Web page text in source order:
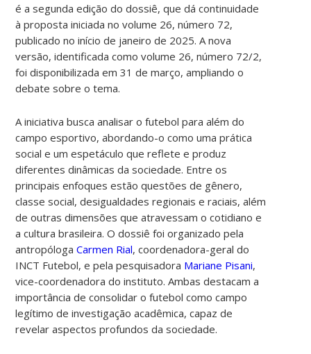
é a segunda edição do dossiê, que dá continuidade
à proposta iniciada no volume 26, número 72,
publicado no início de janeiro de 2025. A nova
versão, identificada como volume 26, número 72/2,
foi disponibilizada em 31 de março, ampliando o
debate sobre o tema.
A iniciativa busca analisar o futebol para além do
campo esportivo, abordando-o como uma prática
social e um espetáculo que reflete e produz
diferentes dinâmicas da sociedade. Entre os
principais enfoques estão questões de gênero,
classe social, desigualdades regionais e raciais, além
de outras dimensões que atravessam o cotidiano e
a cultura brasileira.O dossiê foi organizado pela
antropólogaCarmen Rial, coordenadora-geral do
INCT Futebol, e pela pesquisadora Mariane Pisani,
vice-coordenadora do instituto. Ambas destacam a
importância de consolidar o futebol como campo
legítimo de investigação acadêmica, capaz de
revelar aspectos profundos da sociedade.